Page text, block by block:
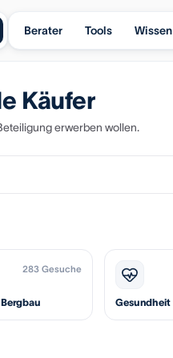
Berater Tools Wissen
Käufer
erwerben wollen.
283 Gesuche
Gesundheit